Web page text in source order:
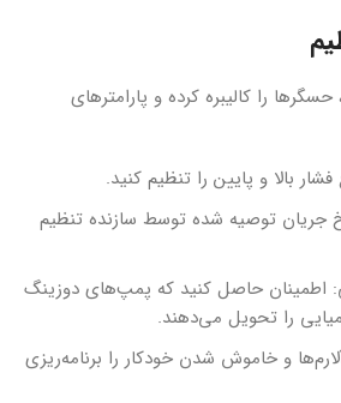
را کالیبره کرده و پارامترهای
بالا و پایین را تنظیم کنید.
جریان توصیه شده توسط سازنده تنظیم
اطمینان حاصل کنید که پمپ‌های دوزینگ
را تحویل می‌دهند.
و خاموش شدن خودکار را برنامه‌ریزی